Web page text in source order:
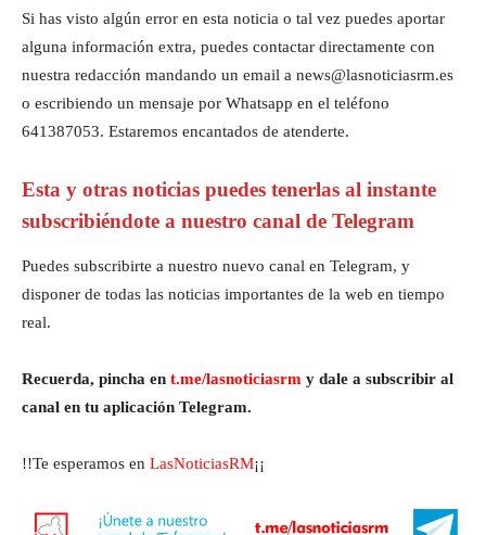
Si has visto algún error en esta noticia o tal vez puedes aportar
alguna información extra, puedes contactar directamente con
nuestra redacción mandando un email a news@lasnoticiasrm.es
o escribiendo un mensaje por Whatsapp en el teléfono
641387053. Estaremos encantados de atenderte.
Esta y otras noticias puedes tenerlas al instante
subscribiéndote a nuestro canal de Telegram
Puedes subscribirte a nuestro nuevo canal en Telegram, y
disponer de todas las noticias importantes de la web en tiempo
real.
Recuerda, pincha en t.me/lasnoticiasrm y dale a subscribir al
canal en tu aplicación Telegram.
!!Te esperamos en LasNoticiasRM¡¡